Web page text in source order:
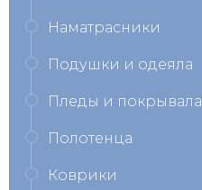
Наматрасники
Подушки и одеяла
Пледы и покрывала
Полотенца
Коврики